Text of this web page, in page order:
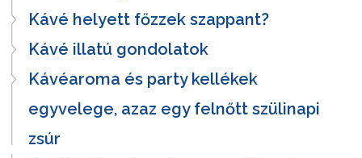
Kávé helyett főzzek szappant?
Kávé illatú gondolatok
Kávéaroma és party kellékek
egyvelege, azaz egy felnőtt szülinapi
zsúr